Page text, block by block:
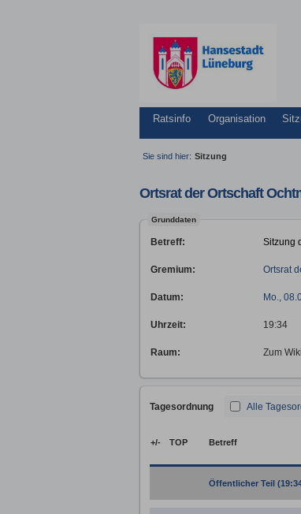
Ratsinfo Organisation
Sie sind hier: Sitzung
Ortsrat der Ortschaft
Grunddaten
Betreff: Sitzung
Gremium: Ortsrat
Datum: Mo.,
Uhrzeit: 19:34
Raum: Zum
Tagesordnung Alle
+/- TOP Betreff
Öffentlicher Teil